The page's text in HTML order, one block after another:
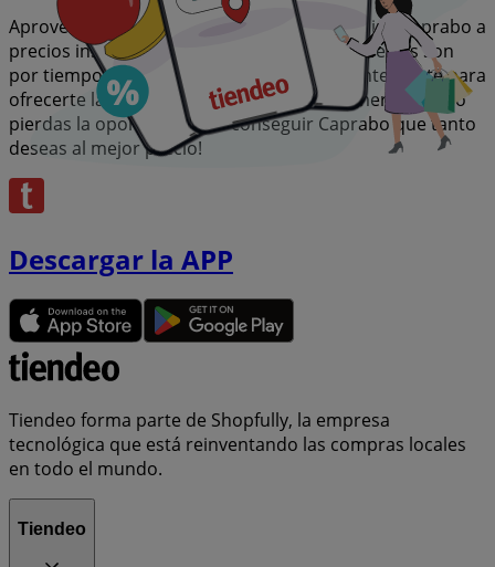
Aprovecha esta oportunidad única de adquirir Caprabo a
precios insuperables. Recuerda, nuestras ofertas son
por tiempo limitado y se actualizan constantemente para
ofrecerte las marcas más destacadas del mercado. ¡No
pierdas la oportunidad de conseguir Caprabo que tanto
deseas al mejor precio!
Descargar la APP
Tiendeo forma parte de Shopfully, la empresa
tecnológica que está reinventando las compras locales
en todo el mundo.
Tiendeo